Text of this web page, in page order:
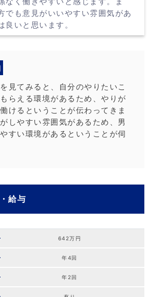
でも意見がいいやすい雰囲気があ
良いと思います。
見てみると、自分のやりたいこ
らえる環境があるため、やりが
けるということが伝わってきま
しやすい雰囲気があるため、男
すい環境があるということが伺
給与
642万円
年4回
年2回